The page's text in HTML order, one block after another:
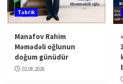
Təbrik
Manafov Rahim
Məmədəli oğlunun
doğum günüdür
02.08.2026